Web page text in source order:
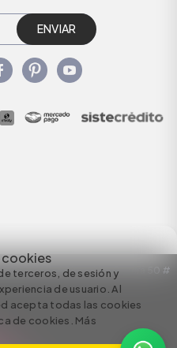
cookies
terceros, de sesión y
de usuario. Al
acepta todas las cookies
de cookies. Más
ENVIAR
890924167-6 Dirección: Carrera 50 #